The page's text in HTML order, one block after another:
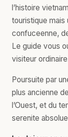
l’histoire
touristique mais
confuceenne,
Le guide vous
visiteur
Poursuite par
plus ancienne
l’Ouest, et du
serenite